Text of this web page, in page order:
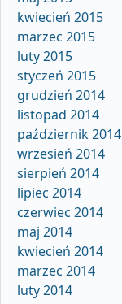
kwiecień 2015
marzec 2015
luty 2015
styczeń 2015
grudzień 2014
listopad 2014
październik 2014
wrzesień 2014
sierpień 2014
lipiec 2014
czerwiec 2014
maj 2014
kwiecień 2014
marzec 2014
luty 2014